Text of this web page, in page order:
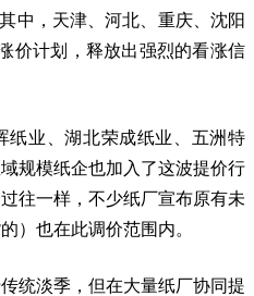
中，天津、河北、重庆、沈阳
价计划，释放出强烈的看涨信
纸业 、湖北荣成纸业、五洲特
规模纸企也加入了这波提价行
往一样，不少纸厂宣布原有未
）也在此调价范围内。
统淡季，但在大量纸厂协同提